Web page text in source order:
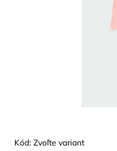
Kód: Zvoľte variant